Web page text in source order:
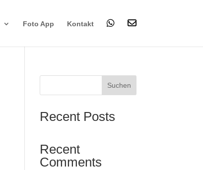
Foto App Kontakt
Suchen
Recent Posts
Recent
Comments